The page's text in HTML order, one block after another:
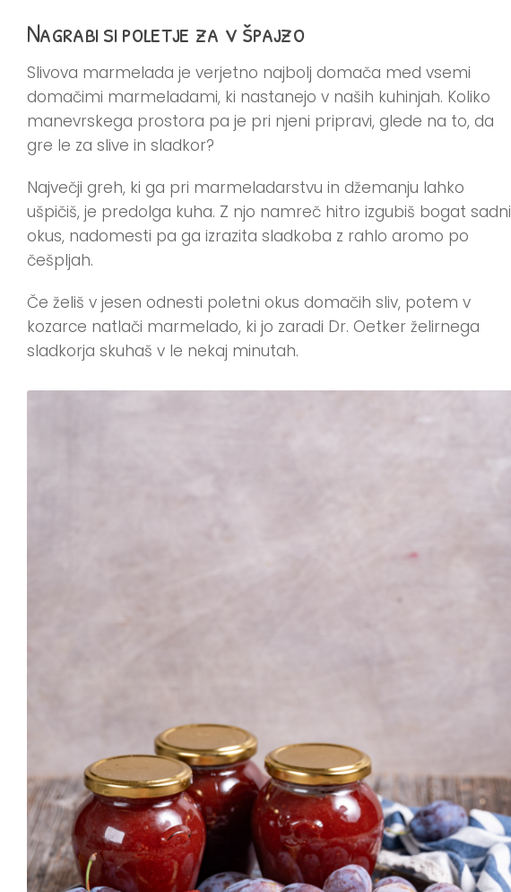
Nagrabi si poletje za v špajzo
Slivova marmelada je verjetno najbolj domača med vsemi
domačimi marmeladami, ki nastanejo v naših kuhinjah. Koliko
manevrskega prostora pa je pri njeni pripravi, glede na to, da
gre le za slive in sladkor?
Največji greh, ki ga pri marmeladarstvu in džemanju lahko
ušpičiš, je predolga kuha. Z njo namreč hitro izgubiš bogat sadni
okus, nadomesti pa ga izrazita sladkoba z rahlo aromo po
češpljah.
Če želiš v jesen odnesti poletni okus domačih sliv, potem v
kozarce natlači marmelado, ki jo zaradi Dr. Oetker želirnega
sladkorja skuhaš v le nekaj minutah.